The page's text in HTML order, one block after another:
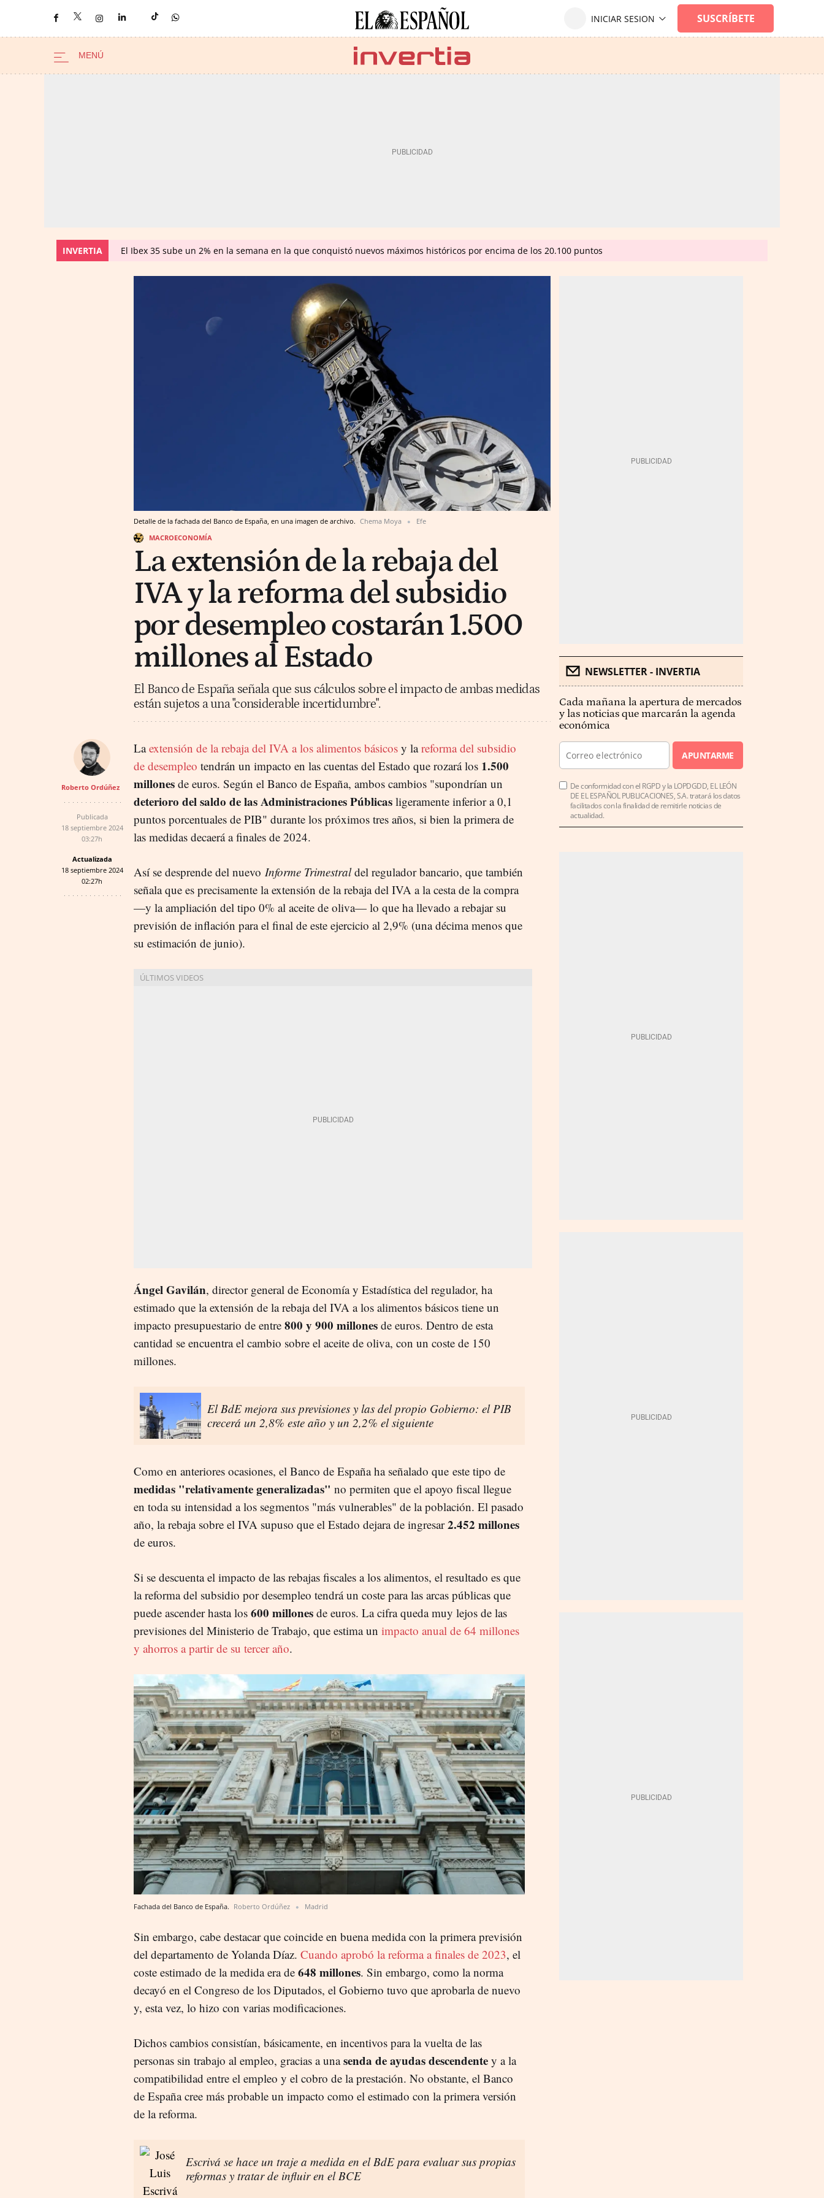
INVERTIA El Ibex 35 sube un 2% en la semana en la que conquistó nuevos máximos históricos por encima de los 20.100 puntos
Detalle de la fachada del Banco de España, en una imagen de archivo. Chema Moya
Efe
MACROECONOMÍA
La extensión de la rebaja del
IVA y la reforma del subsidio
por desempleo costarán 1.500
millones al Estado
El Banco de España señala que sus cálculos sobre el impacto de ambas medidas
están sujetos a una "considerable incertidumbre".
Roberto Ordúñez
Publicada
18 septiembre 2024
03:27h
Actualizada
18 septiembre 2024
02:27h
Laextensión de la rebaja del IVA a los alimentos básicos y lareforma del subsidio
de desempleo tendrán un impacto en las cuentas del Estado que rozará los 1.500
millones de euros. Según el Banco de España, ambos cambios "supondrían un
deterioro del saldo de las Administraciones Públicas ligeramente inferior a 0,1
puntos porcentuales de PIB" durante los próximos tres años, si bien la primera de
las medidas decaerá a finales de 2024.
Así se desprende del nuevo Informe Trimestraldel regulador bancario, que también
señala que es precisamente la extensión de la rebaja del IVA a la cesta de la compra
—y la ampliación del tipo 0% al aceite de oliva— lo que ha llevado a rebajar su
previsión de inflación para el final de este ejercicio al 2,9% (una décima menos que
su estimación de junio).
Ángel Gavilán, director general de Economía y Estadística del regulador, ha
estimado que la extensión de la rebaja del IVA a los alimentos básicos tiene un
impacto presupuestario de entre 800 y 900 millones de euros. Dentro de esta
cantidad se encuentra el cambio sobre el aceite de oliva, con un coste de 150
millones.
El BdE mejora sus previsiones y las del propio Gobierno: el PIB
crecerá un 2,8% este año y un 2,2% el siguiente
Como en anteriores ocasiones, el Banco de España ha señalado que este tipo de
medidas "relativamente generalizadas" no permiten que el apoyo fiscal llegue
en toda su intensidad a los segmentos "más vulnerables" de la población. El pasado
año, la rebaja sobre el IVA supuso que el Estado dejara de ingresar2.452 millones
de euros.
Si se descuenta el impacto de las rebajas fiscales a los alimentos, el resultado es que
la reforma del subsidio por desempleo tendrá un coste para las arcas públicas que
puede ascender hasta los 600 millones de euros. La cifra queda muy lejos de las
previsiones del Ministerio de Trabajo, que estima un impacto anual de 64 millones
y ahorros a partir de su tercer año.
Fachada del Banco de España. Roberto Ordúñez Madrid
Sin embargo, cabe destacar que coincide en buena medida con la primera previsión
del departamento de Yolanda Díaz. Cuando aprobó la reforma a finales de 2023, el
coste estimado de la medida era de 648 millones. Sin embargo, como la norma
decayó en el Congreso de los Diputados, el Gobierno tuvo que aprobarla de nuevo
y, esta vez, lo hizo con varias modificaciones.
Dichos cambios consistían, básicamente, en incentivos para la vuelta de las
personas sin trabajo al empleo, gracias a unasenda de ayudas descendente y a la
compatibilidad entre el empleo y el cobro de la prestación. No obstante, el Banco
de España cree más probable un impacto como el estimado con la primera versión
de la reforma.
Escrivá se hace un traje a medida en el BdE para evaluar sus propias
reformas y tratar de influir en el BCE
NEWSLETTER - INVERTIA
Cada mañana la apertura de mercados
y las noticias que marcarán la agenda
económica
APUNTARME
De conformidad con el RGPD y la LOPDGDD, EL LEÓN
DE EL ESPAÑOL PUBLICACIONES, S.A. tratará los datos
facilitados con la finalidad de remitirle noticias de
actualidad.